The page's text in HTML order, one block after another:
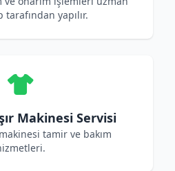
yapılır.
Makinesi Servisi
tamir ve bakım